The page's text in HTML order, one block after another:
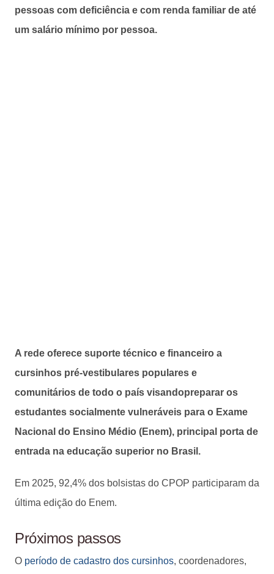
pessoas com deficiência e com renda familiar de até
um salário mínimo por pessoa.
A rede oferece suporte técnico e financeiro a
cursinhos pré-vestibulares populares e
comunitários de todo o país visandopreparar os
estudantes socialmente vulneráveis para o Exame
Nacional do Ensino Médio (Enem), principal porta de
entrada na educação superior no Brasil.
Em 2025, 92,4% dos bolsistas do CPOP participaram da
última edição do Enem.
Próximos passos
O período de cadastro dos cursinhos, coordenadores,